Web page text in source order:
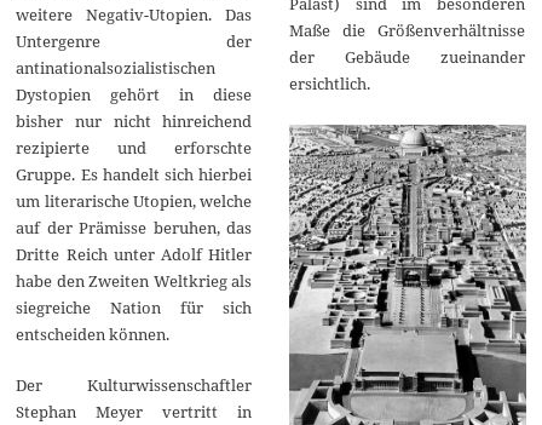
weitere Negativ-Utopien. Das
Untergenre der
antinationalsozialistischen
Dystopien gehört in diese
bisher nur nicht hinreichend
rezipierte und erforschte
Gruppe. Es handelt sich hierbei
um literarische Utopien, welche
auf der Prämisse beruhen, das
Dritte Reich unter Adolf Hitler
habe den Zweiten Weltkrieg als
siegreiche Nation für sich
entscheiden können.
Der Kulturwissenschaftler
Stephan Meyer vertritt in
Maße die Größenverhältnisse
der Gebäude zueinander
ersichtlich.